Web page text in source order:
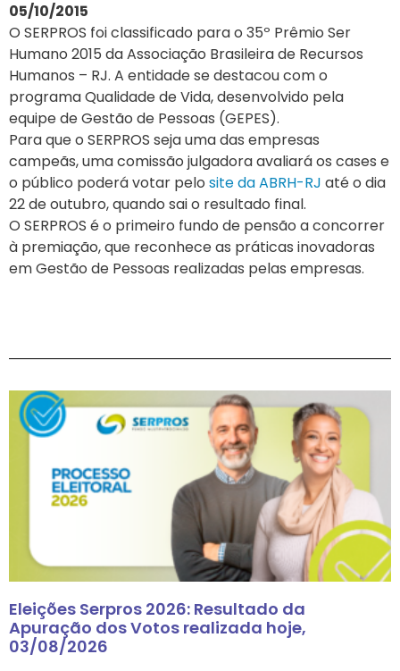
05/10/2015
O SERPROS foi classificado para o 35º Prêmio Ser
Humano 2015 da Associação Brasileira de Recursos
Humanos – RJ. A entidade se destacou com o
programa Qualidade de Vida, desenvolvido pela
equipe de Gestão de Pessoas (GEPES).
Para que o SERPROS seja uma das empresas
campeãs, uma comissão julgadora avaliará os cases e
o público poderá votar pelo site da ABRH-RJ até o dia
22 de outubro, quando sai o resultado final.
O SERPROS é o primeiro fundo de pensão a concorrer
à premiação, que reconhece as práticas inovadoras
em Gestão de Pessoas realizadas pelas empresas.
Eleições Serpros 2026: Resultado da
Apuração dos Votos realizada hoje,
03/08/2026